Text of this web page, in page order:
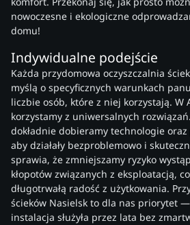
nowoczesne i ekologiczne
domu!
Indywidualne podejście
Każda przydomowa oczyszczalnia
myślą o specyficznych warunkach
liczbie osób, które z niej korzystają. W
korzystamy z uniwersalnych
dokładnie dobieramy technologie
aby działały bezproblemowo i
sprawia, że zmniejszamy ryzyko
kłopotów związanych z eksploatacją,
długotrwałą radość z użytkowania.
ścieków Nasielsk to dla nas priorytet
instalacja służyła przez lata bez